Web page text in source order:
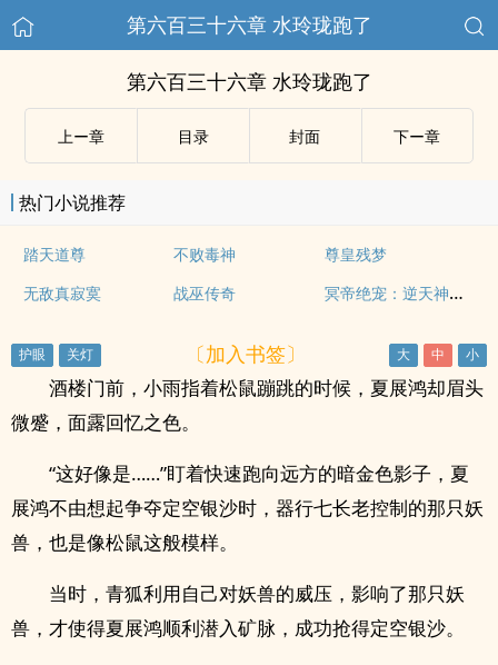
第六百三十六章 水玲珑跑了
第六百三十六章 水玲珑跑了
上ー章 目录 封面 下ー章
热门小说推荐
踏天道尊 不败毒神
尊皇残梦
无敌真寂寞
战巫传奇 冥帝绝宠：逆天神医毒妃
〔加入书签〕
酒楼门前，小雨指着松鼠蹦跳的时候，夏展鸿却眉头
微蹙，面露回忆之色。
“这好像是……”盯着快速跑向远方的暗金色影子，夏
展鸿不由想起争夺定空银沙时，器行七长老控制的那只妖
兽，也是像松鼠这般模样。
当时，青狐利用自己对妖兽的威压，影响了那只妖
兽，才使得夏展鸿顺利潜入矿脉，成功抢得定空银沙。